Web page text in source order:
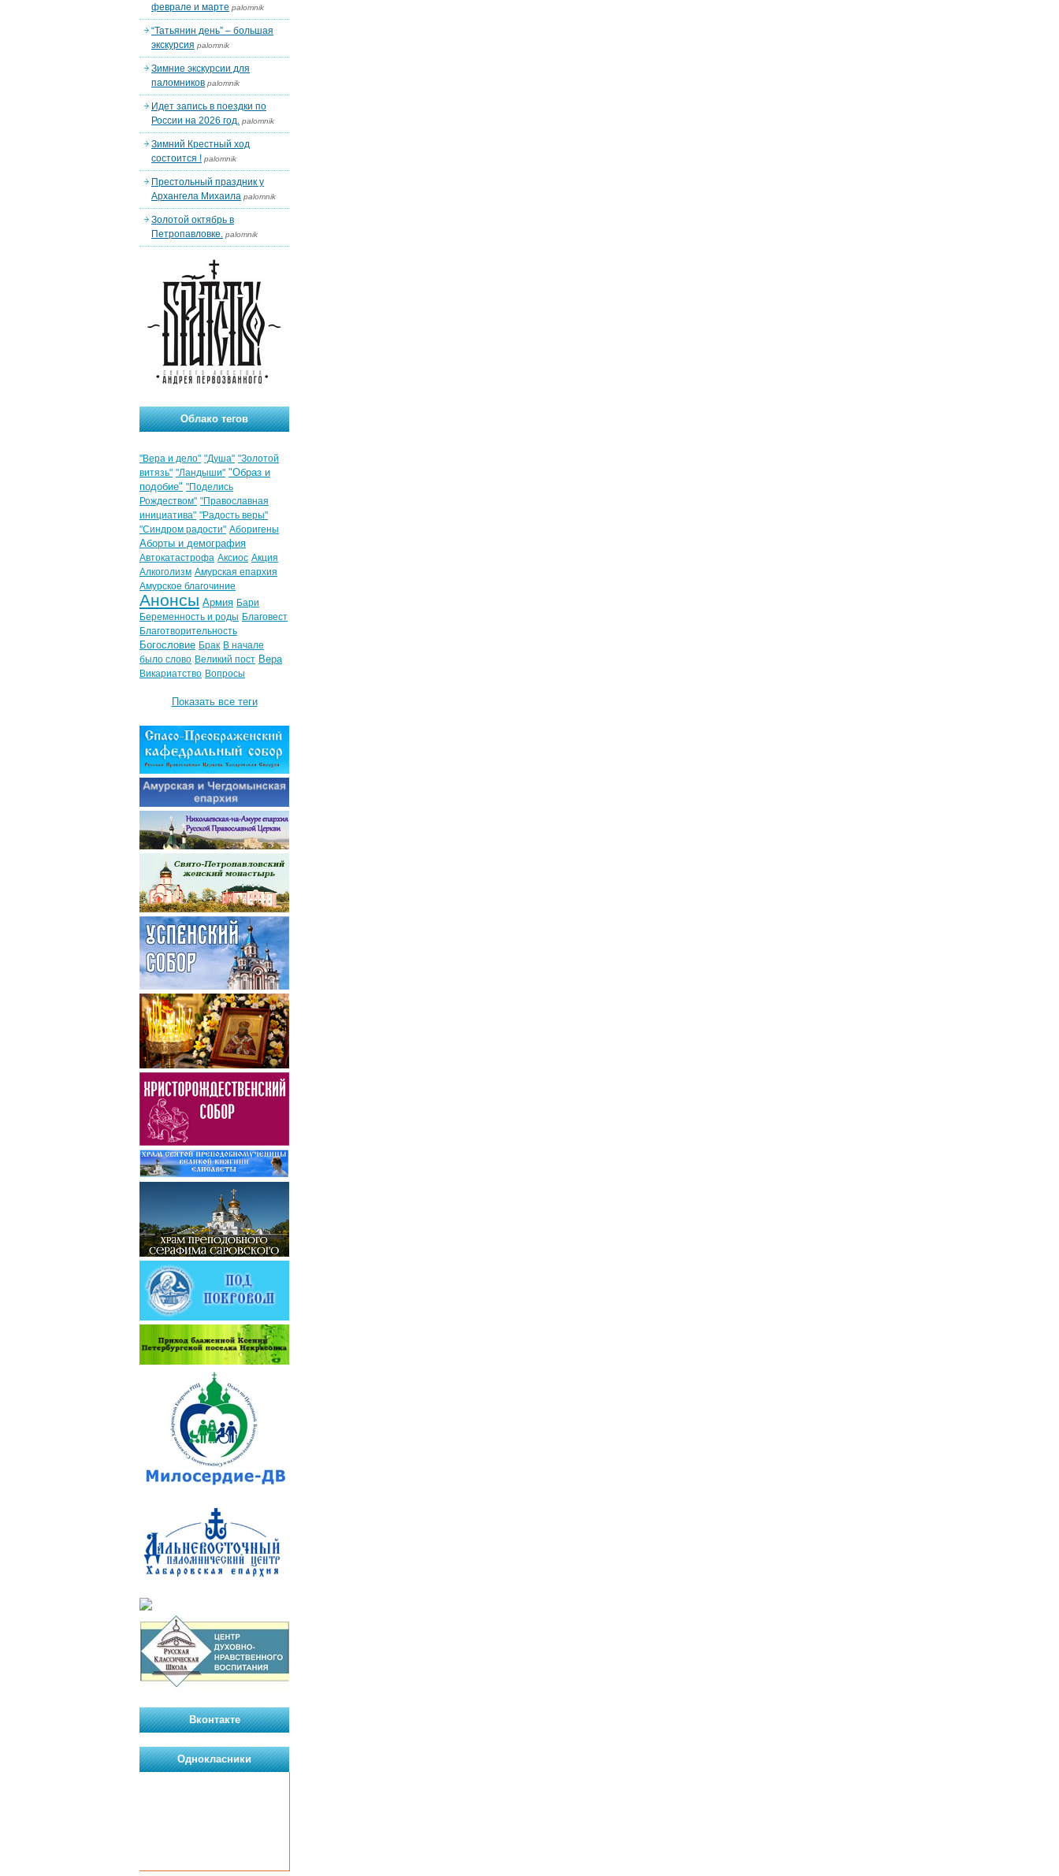
феврале и марте palomnik
“Татьянин день” – большая
экскурсия palomnik
Зимние экскурсии для
паломников palomnik
Идет запись в поездки по
России на 2026 год. palomnik
Зимний Крестный ход
состоится ! palomnik
Престольный праздник у
Архангела Михаила palomnik
Золотой октябрь в
Петропавловке. palomnik
Облако тегов
"Вера и дело" "Душа" "Золотой
витязь" "Ландыши" "Образ и
подобие" "Поделись
Рождеством" "Православная
инициатива" "Радость веры"
"Синдром радости" Аборигены
Аборты и демография
Автокатастрофа Аксиос Акция
Алкоголизм Амурская епархия
Амурское благочиние
Анонсы Армия Бари
Беременность и роды Благовест
Благотворительность
Богословие Брак В начале
было слово Великий пост Вера
Викариатство Вопросы
Показать все теги
Вконтакте
Однокласники